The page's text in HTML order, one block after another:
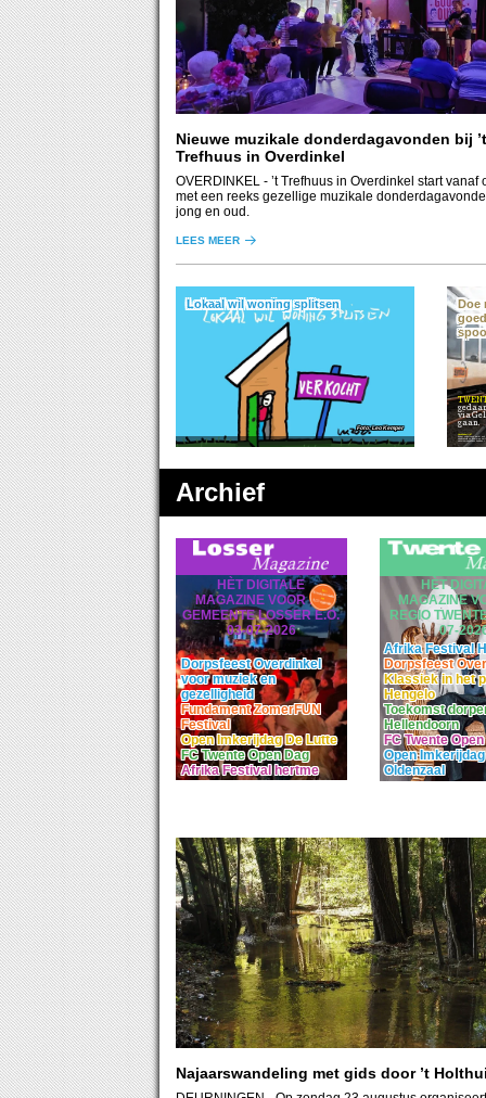
Nieuwe muzikale donderdagavonden bij ’t
Trefhuus in Overdinkel
OVERDINKEL - ’t Trefhuus in Overdinkel start vanaf oktober
met een reeks gezellige muzikale
jong en oud.
LEES MEER
Lokaal wil woning splitsen
Leo Kemper
Doe
via
gaan.
Noodzakelijk?
Bij dat onderzoek wordt ook bekeken of het noodzakelijk en daarmee nuttig is voor de
Archief
HÈT DIGITALE
MAGAZINE VOOR DE
GEMEENTE LOSSER E.O.
03-07-2026
Dorpsfeest Overdinkel
voor muziek en
gezelligheid
Fundament ZomerFUN
Festival
Open Imkerijdag De Lutte
FC Twente Open Dag
Afrika Festival hertme
HÈT
MAGAZINE
REGIO
07-
Afrika Festival
Dorpsfeest
Klassiek in het
Hengelo
Toekomst
Hellendoorn
FC Twente
Open
Oldenzaal
Najaarswandeling met gids door ’t